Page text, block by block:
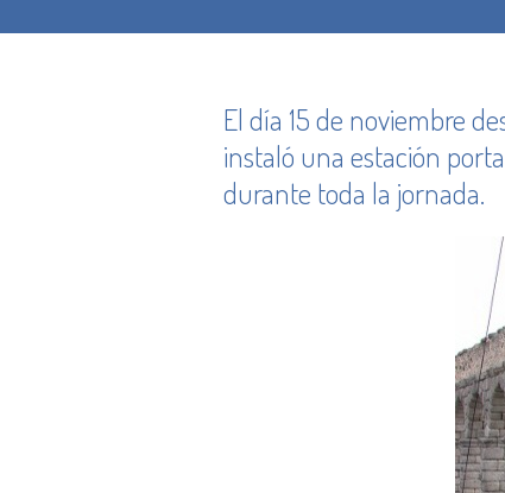
El día 15 de noviembre
instaló una estación
durante toda la jornada.